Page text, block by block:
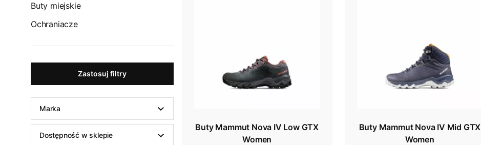
Buty miejskie
Ochraniacze
Zastosuj filtry
Dostępność w sklepie
Marka
Buty Mammut Nova IV Low GTX
Women
Buty Mammut Nova IV Mid GTX
Women